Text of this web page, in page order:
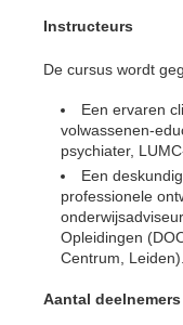
Instructeurs
De cursus wordt
Een ervaren
volwassenen-
psychiater,
Een
professionele
Opleidingen
Centrum,
Aantal deelnemers